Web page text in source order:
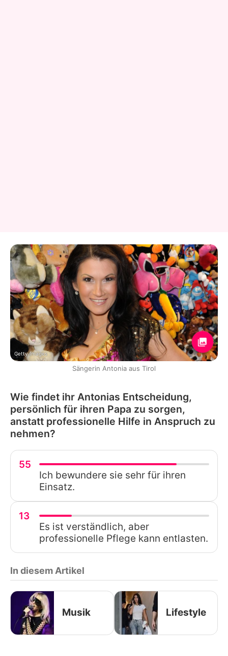
Getty Images
Sängerin Antonia aus Tirol
Wie findet ihr Antonias Entscheidung,
persönlich für ihren Papa zu sorgen,
anstatt professionelle Hilfe in Anspruch zu
nehmen?
55
Ich bewundere sie sehr für ihren
Einsatz.
13
Es ist verständlich, aber
professionelle Pflege kann entlasten.
In diesem Artikel
Musik Lifestyle